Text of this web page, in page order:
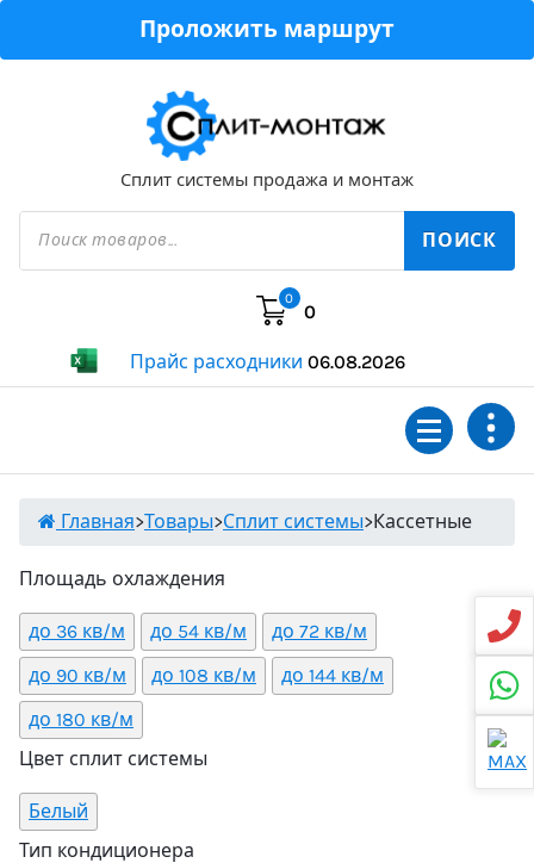
Проложить маршрут
Сплит системы продажа и монтаж
Поиск
товаров
ПОИСК
0
0
Прайс расходники 06.08.2026
Главная>Товары>Сплит системы>Кассетные
Площадь охлаждения
до 36 кв/м до 54 кв/м
до 72 кв/м
до 90 кв/м
до 108 кв/м
до 144 кв/м
до 180 кв/м
Цвет сплит системы
Белый
Тип кондиционера